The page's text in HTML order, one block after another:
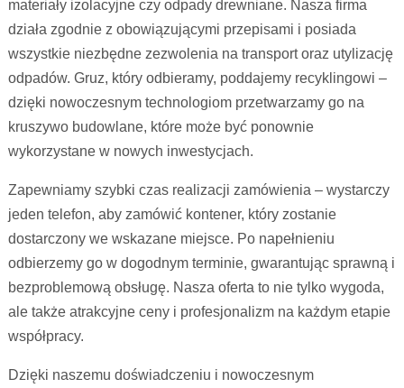
materiały izolacyjne czy odpady drewniane. Nasza firma
działa zgodnie z obowiązującymi przepisami i posiada
wszystkie niezbędne zezwolenia na transport oraz utylizację
odpadów. Gruz, który odbieramy, poddajemy recyklingowi –
dzięki nowoczesnym technologiom przetwarzamy go na
kruszywo budowlane, które może być ponownie
wykorzystane w nowych inwestycjach.
Zapewniamy szybki czas realizacji zamówienia – wystarczy
jeden telefon, aby zamówić kontener, który zostanie
dostarczony we wskazane miejsce. Po napełnieniu
odbierzemy go w dogodnym terminie, gwarantując sprawną i
bezproblemową obsługę. Nasza oferta to nie tylko wygoda,
ale także atrakcyjne ceny i profesjonalizm na każdym etapie
współpracy.
Dzięki naszemu doświadczeniu i nowoczesnym